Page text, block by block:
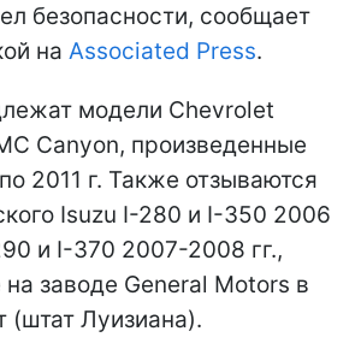
безопасности, сообщает
на Associated Press.
модели Chevrolet
Canyon, произведенные
2011 г. Также отзываются
Isuzu I-280 и I-350 2006
и I-370 2007-2008 гг.,
заводе General Motors в
(штат Луизиана).